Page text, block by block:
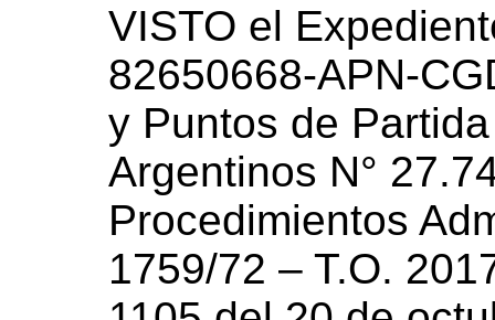
VISTO el
82650668-APN-
y Puntos de
Argentinos N°
Procedimientos
1759/72 – T.O.